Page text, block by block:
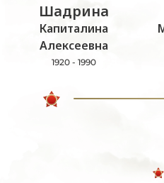
Шадрина
Капиталина
Алексеевна
1920 - 1990